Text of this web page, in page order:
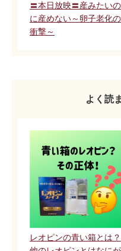
〓本日放映〓産みたいの
に産めない～卵子老化の
衝撃～
よく読
レオピンの青い箱とは？